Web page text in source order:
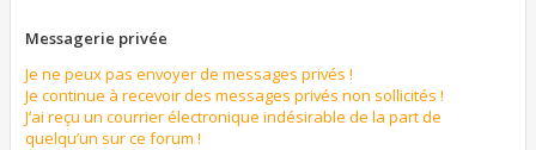
Messagerie privée
Je ne peux pas envoyer de messages privés !
Je continue à recevoir des messages privés non sollicités !
J’ai reçu un courrier électronique indésirable de la part de
quelqu’un sur ce forum !